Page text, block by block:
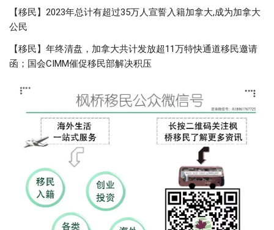
【移民】2023年总计有超过35万人宣誓入籍加拿大,成为加拿大
公民
【移民】年终清盘，加拿大共计发放超11万特快通道移民邀请
函；国会CIMM催促移民部解决积压